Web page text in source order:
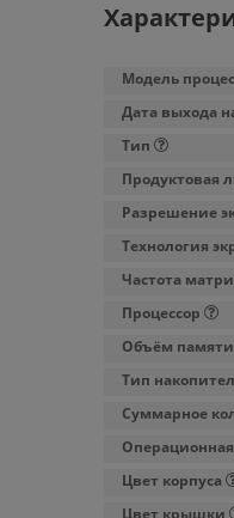
Модель
Дата выхода
Тип
Продуктовая
Разрешение
Технология
Частота
Процессор
Объём памяти
Тип
Суммарное
Цвет корпуса
Цвет крышки